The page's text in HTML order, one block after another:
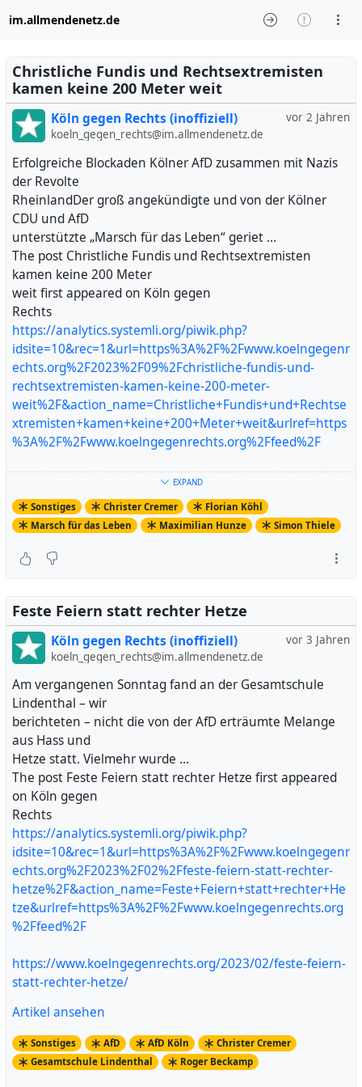
im.allmendenetz.de
Christliche Fundis und Rechtsextremisten
kamen keine 200 Meter weit
vor 2 Jahren
Köln gegen Rechts (inoffiziell)
koeln_gegen_rechts@im.allmendenetz.de
Erfolgreiche Blockaden Kölner AfD zusammen mit Nazis
der Revolte
RheinlandDer groß angekündigte und von der Kölner
CDU und AfD
unterstützte „Marsch für das Leben“ geriet …
The post Christliche Fundis und Rechtsextremisten
kamen keine 200 Meter
weit first appeared on Köln gegen
Rechts
https://analytics.systemli.org/piwik.php?
idsite=10&rec=1&url=https%3A%2F%2Fwww.koelngegenr
echts.org%2F2023%2F09%2Fchristliche-fundis-und-
rechtsextremisten-kamen-keine-200-meter-
weit%2F&action_name=Christliche+Fundis+und+Rechtse
xtremisten+kamen+keine+200+Meter+weit&urlref=https
%3A%2F%2Fwww.koelngegenrechts.org%2Ffeed%2F
https://www.koelngegenrechts.org/2023/09/christliche-
fundis-und-rechtsextremisten-kamen-keine-200-meter-
weit/
EXPAND
Sonstiges Christer Cremer
Florian Köhl
Marsch für das Leben
Maximilian Hunze Simon Thiele
Feste Feiern statt rechter Hetze
vor 3 Jahren
Köln gegen Rechts (inoffiziell)
koeln_gegen_rechts@im.allmendenetz.de
Am vergangenen Sonntag fand an der Gesamtschule
Lindenthal – wir
berichteten – nicht die von der AfD erträumte Melange
aus Hass und
Hetze statt. Vielmehr wurde …
The post Feste Feiern statt rechter Hetze first appeared
on Köln gegen
Rechts
https://analytics.systemli.org/piwik.php?
idsite=10&rec=1&url=https%3A%2F%2Fwww.koelngegenr
echts.org%2F2023%2F02%2Ffeste-feiern-statt-rechter-
hetze%2F&action_name=Feste+Feiern+statt+rechter+He
tze&urlref=https%3A%2F%2Fwww.koelngegenrechts.org
%2Ffeed%2F
https://www.koelngegenrechts.org/2023/02/feste-feiern-
statt-rechter-hetze/
Artikel ansehen
Sonstiges AfD AfD Köln
Christer Cremer
Gesamtschule Lindenthal
Roger Beckamp